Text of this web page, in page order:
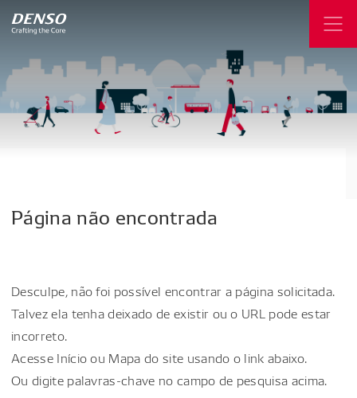
Página não encontrada
Desculpe, não foi possível encontrar a página solicitada.
Talvez ela tenha deixado de existir ou o URL pode estar
incorreto.
Acesse Início ou Mapa do site usando o link abaixo.
Ou digite palavras-chave no campo de pesquisa acima.